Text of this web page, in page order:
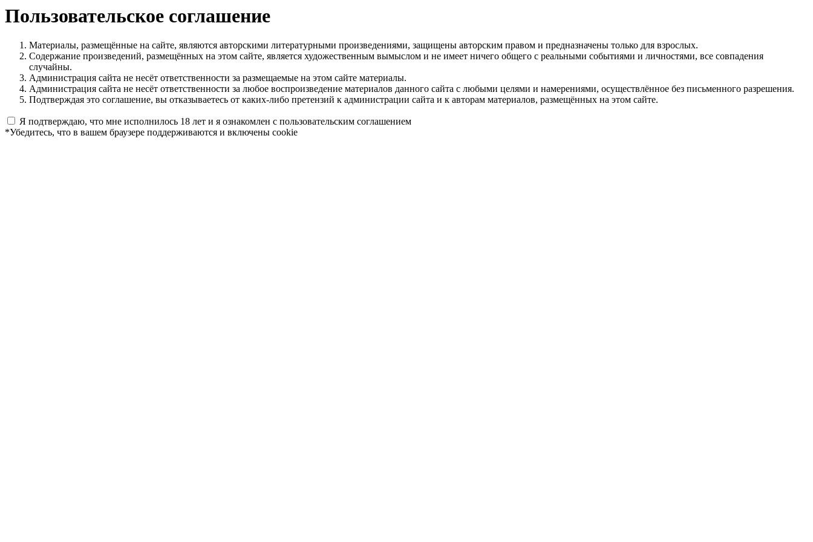
Пользовательское соглашение
Материалы, размещённые на сайте, являются авторскими литературными произведениями, защищены авторским правом и предназначены только для взрослых.
Содержание произведений, размещённых на этом сайте, является художественным вымыслом и не имеет ничего общего с реальными событиями и личностями, все совпадения
случайны.
Администрация сайта не несёт ответственности за размещаемые на этом сайте материалы.
Администрация сайта не несёт ответственности за любое воспроизведение материалов данного сайта с любыми целями и намерениями, осуществлённое без письменного разрешения.
Подтверждая это соглашение, вы отказываетесь от каких-либо претензий к администрации сайта и к авторам материалов, размещённых на этом сайте.
Я подтверждаю, что мне исполнилось 18 лет и я ознакомлен с пользовательским соглашением
*Убедитесь, что в вашем браузере поддерживаются и включены cookie